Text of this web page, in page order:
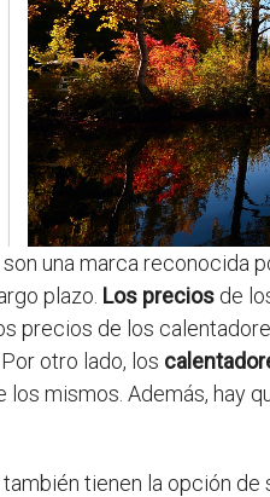
una marca reconocida
plazo. Los precios de
precios de los
otro lado, los
mismos. Además, hay
tienen la opción